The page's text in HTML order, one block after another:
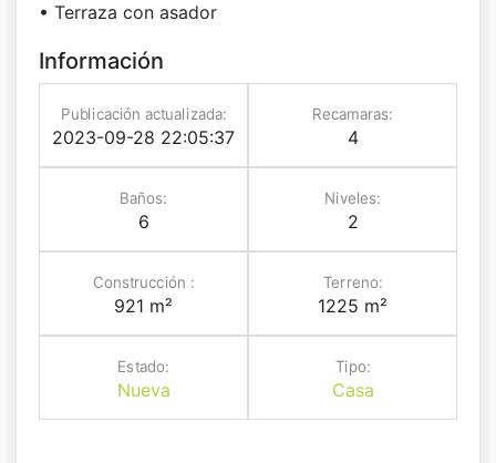
• Terraza con asador
Información
Publicación actualizada:
2023-09-28 22:05:37
Recamaras:
4
Baños:
6
Niveles:
2
Construcción :
921 m²
Terreno:
1225 m²
Estado:
Nueva
Tipo:
Casa